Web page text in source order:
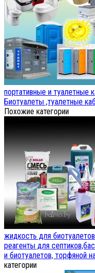
портативные и туалетные
Биотуалеты ,туалетные
Похожие категории
жидкость для биотуалетов
реагенты для
и биотуалетов, торфяной
категории